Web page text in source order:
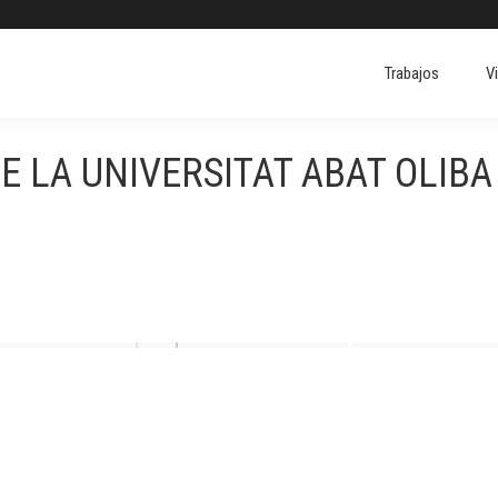
Trabajos
LA UNIVERSITAT ABAT OLIBA
Trabajos